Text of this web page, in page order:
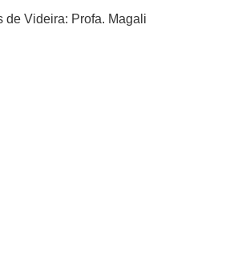
de Videira: Profa. Magali